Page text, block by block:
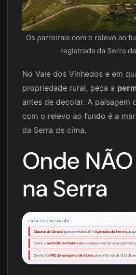
Os parreirais com o relevo ao
registrada da Serra
No Vale dos Vinhedos e em
propriedade rural, peça a
antes de decolar. A paisagem
com o relevo ao fundo é a
da Serra de cima.
Onde
na Serra
FORA DE COGITAÇÃO
Cascata do Caracol (parque estadual) eAparados da Serra
Sobre amultidão do Natal Luz e qualquer evento com
Dentro daFRZ do aeroporto de Caxias sem o Termo de